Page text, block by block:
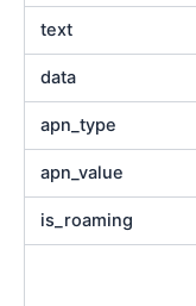
text
data
apn_type
apn_value
is_roaming